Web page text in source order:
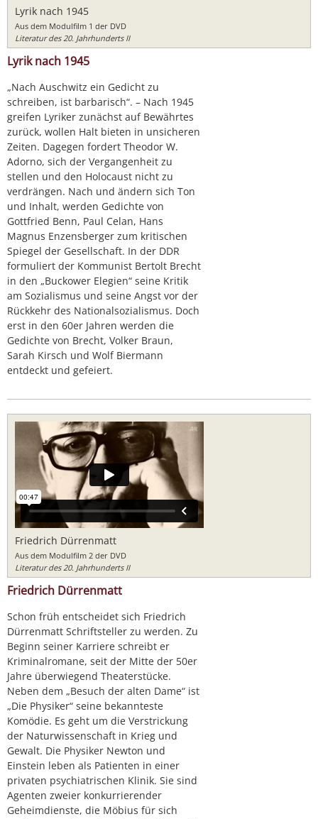
Lyrik nach 1945
Aus dem Modulfilm 1 der DVD
Literatur des 20. Jahrhunderts II
Lyrik nach 1945
„Nach Auschwitz ein Gedicht zu
schreiben, ist barbarisch“. – Nach 1945
greifen Lyriker zunächst auf Bewährtes
zurück, wollen Halt bieten in unsicheren
Zeiten. Dagegen fordert Theodor W.
Adorno, sich der Vergangenheit zu
stellen und den Holocaust nicht zu
verdrängen. Nach und ändern sich Ton
und Inhalt, werden Gedichte von
Gottfried Benn, Paul Celan, Hans
Magnus Enzensberger zum kritischen
Spiegel der Gesellschaft. In der DDR
formuliert der Kommunist Bertolt Brecht
in den „Buckower Elegien“ seine Kritik
am Sozialismus und seine Angst vor der
Rückkehr des Nationalsozialismus. Doch
erst in den 60er Jahren werden die
Gedichte von Brecht, Volker Braun,
Sarah Kirsch und Wolf Biermann
entdeckt und gefeiert.
Friedrich Dürrenmatt
Aus dem Modulfilm 2 der DVD
Literatur des 20. Jahrhunderts II
Friedrich Dürrenmatt
Schon früh entscheidet sich Friedrich
Dürrenmatt Schriftsteller zu werden. Zu
Beginn seiner Karriere schreibt er
Kriminalromane, seit der Mitte der 50er
Jahre überwiegend Theaterstücke.
Neben dem „Besuch der alten Dame“ ist
„Die Physiker“ seine bekannteste
Komödie. Es geht um die Verstrickung
der Naturwissenschaft in Krieg und
Gewalt. Die Physiker Newton und
Einstein leben als Patienten in einer
privaten psychiatrischen Klinik. Sie sind
Agenten zweier konkurrierender
Geheimdienste, die Möbius für sich